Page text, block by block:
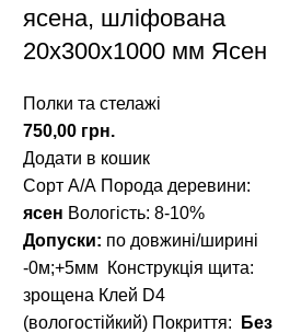
ясена, шліфована
20х300х1000 мм Ясен
Полки та стелажі
750,00 грн.
Додати в кошик
Сорт А/А Порода деревини:
ясен Вологість: 8-10%
Допуски: по довжині/ширині
-0м;+5мм
Конструкція щита:
зрощена Клей D4
(вологостійкий) Покриття:
Без